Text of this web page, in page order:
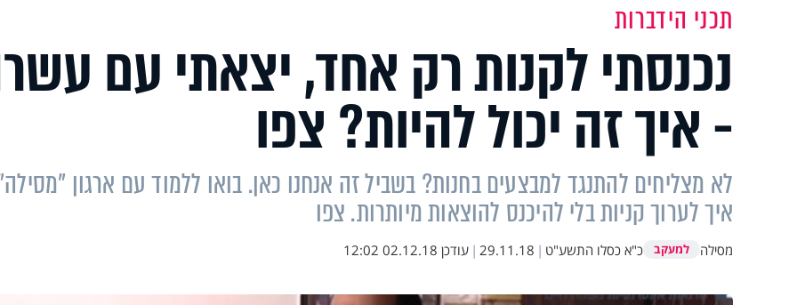
תכני הידברות
נכנסתי לקנות רק אחד, יצאתי עם
- איך זה יכול להיות? צפו
לא מצליחים להתנגד למבצעים בחנות? בשביל זה אנחנו כאן. בואו ללמוד עם ארגון
איך לערוך קניות בלי להיכנס להוצאות מיותרות. צפו
מסילה למעקב כ"א כסלו התשע"ט |
29.11.18
| עודכן 02.12.18 12:02